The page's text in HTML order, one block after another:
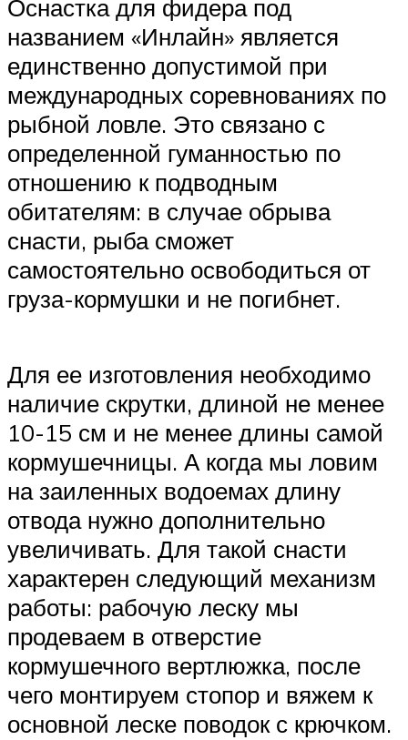
Оснастка для фидера под
названием «Инлайн» является
единственно допустимой при
международных соревнованиях по
рыбной ловле. Это связано с
определенной гуманностью по
отношению к подводным
обитателям: в случае обрыва
снасти, рыба сможет
самостоятельно освободиться от
груза-кормушки и не погибнет.
Для ее изготовления необходимо
наличие скрутки, длиной не менее
10-15 см и не менее длины самой
кормушечницы. А когда мы ловим
на заиленных водоемах длину
отвода нужно дополнительно
увеличивать. Для такой снасти
характерен следующий механизм
работы: рабочую леску мы
продеваем в отверстие
кормушечного вертлюжка, после
чего монтируем стопор и вяжем к
основной леске поводок с крючком.